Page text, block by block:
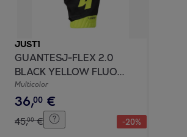
JUST1
GUANTESJ-FLEX 2.0
BLACK YELLOW FLUO
JUST1
Multicolor
36,00 €
45,00 € -20%